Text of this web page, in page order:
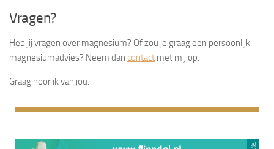
Vragen?
Heb jij vragen over magnesium? Of zou je graag een persoonlijk
magnesiumadvies? Neem dan contact met mij op.
Graag hoor ik van jou.